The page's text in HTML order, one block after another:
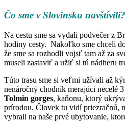
Čo sme v Slovinsku navštívili?
Na cestu sme sa vydali podvečer z
hodiny cesty. Nakoľko sme chceli
že sme sa rozhodli vojsť tam až za
museli zastaviť a užiť si tú nádheru
Túto trasu sme si veľmi užívali až
nenáročný chodník merajúci necelé
Tolmin gorges, kaňonu, ktorý
prírodou. Človek tu vidí priezračnú,
vybrali na naše prvé ubytovanie,